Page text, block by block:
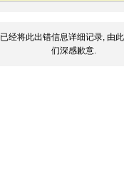
已经将此出错信息详细记录, 由
们深感歉意.